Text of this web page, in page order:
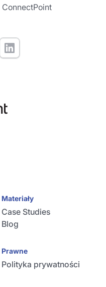
Materiały
Case Studies
Blog
Prawne
Polityka prywatności